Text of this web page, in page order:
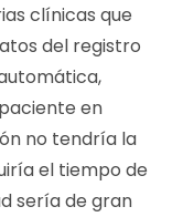
clínicas que
del registro
en
no tendría la
el tiempo de
sería de gran